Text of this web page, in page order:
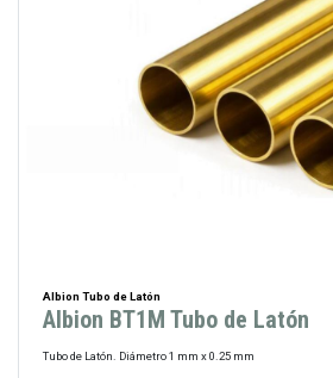
Albion Tubo de Latón
Albion BT1M Tubo de Latón
Tubo de Latón. Diámetro 1 mm x 0.25 mm